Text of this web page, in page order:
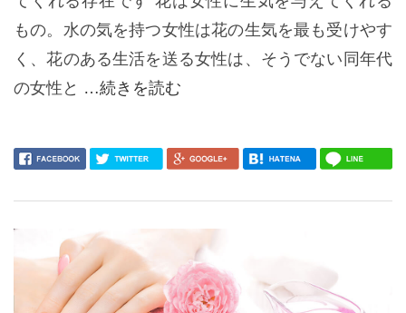
もの。水の気を持つ女性は花の生気を最も受けやす
く、花のある生活を送る女性は、そうでない同年代
の女性と …続きを読む